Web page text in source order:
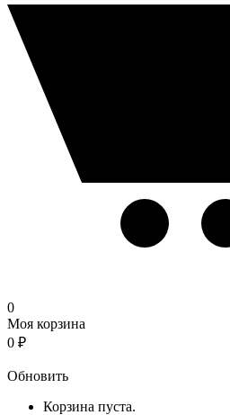
0
Моя корзина
0 ₽
Обновить
Корзина пуста.